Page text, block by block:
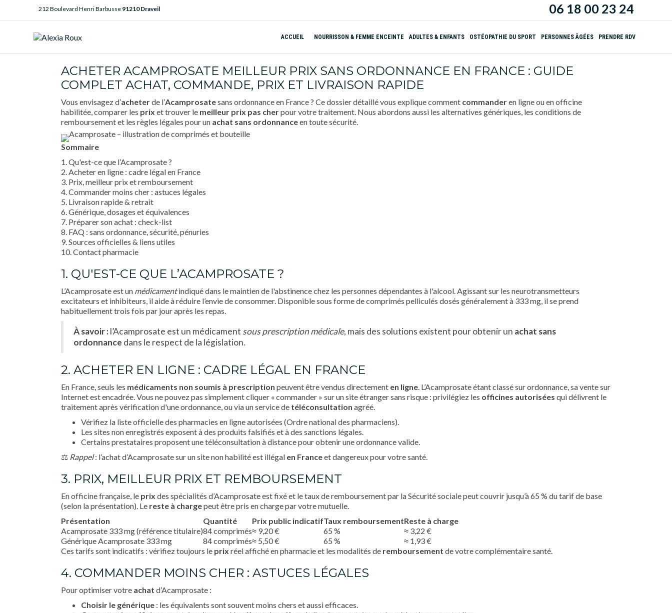
212 Boulevard Henri Barbusse 91210 Draveil 06 18 00 23 24
ACCUEIL NOURRISSON & FEMME ENCEINTE ADULTES & ENFANTS OSTÉOPATHIE DU SPORT PERSONNES ÂGÉES PRENDRE RDV
ACHETER ACAMPROSATE MEILLEUR PRIX SANS ORDONNANCE EN FRANCE : GUIDE
COMPLET ACHAT, COMMANDE, PRIX ET LIVRAISON RAPIDE
Vous envisagez d’acheterde l’Acamprosatesans ordonnance en France ? Ce dossier détaillé vous explique comment commanderen ligne ou en officine
habilitée, comparer les prix et trouver le meilleur prix pas cherpour votre traitement. Nous abordons aussi les alternatives génériques, les conditions de
remboursement et les règles légales pour un achat sans ordonnanceen toute sécurité.
Sommaire
1. Qu'est-ce que l’Acamprosate ?
2. Acheter en ligne : cadre légal en France
3. Prix, meilleur prix et remboursement
4. Commander moins cher : astuces légales
5. Livraison rapide & retrait
6. Générique, dosages et équivalences
7. Préparer son achat : check-list
8. FAQ : sans ordonnance, sécurité, pénuries
9. Sources officielles & liens utiles
10. Contact pharmacie
1. QU'EST-CE QUE L’ACAMPROSATE ?
L’Acamprosate est un médicamentindiqué dans le maintien de l'abstinence chez les personnes dépendantes à l'alcool. Agissant sur les neurotransmetteurs
excitateurs et inhibiteurs, il aide à réduire l’envie de consommer. Disponible sous forme de comprimés pelliculés dosés généralement à 333 mg, il se prend
habituellement trois fois par jour après les repas.
À savoir :l’Acamprosate est un médicament sous prescription médicale, mais des solutions existent pour obtenir un achat sans
ordonnance dans le respect de la législation.
2. ACHETER EN LIGNE : CADRE LÉGAL EN FRANCE
En France, seuls les médicaments non soumis à prescription peuvent être vendus directement en ligne. L’Acamprosate étant classé sur ordonnance, sa vente sur
Internet est encadrée. Vous ne pouvez pas simplement cliquer « commander » sur un site étranger sans risque : privilégiez les officines autorisées qui délivrent le
traitement après vérification d'une ordonnance, ou via un service de téléconsultation agréé.
Vérifiez la liste officielle des pharmacies en ligne autorisées (Ordre national des pharmaciens).
Les sites non enregistrés exposent à des produits falsifiés et à des sanctions légales.
Certains prestataires proposent une téléconsultation à distance pour obtenir une ordonnance valide.
⚖️ Rappel: l’achat d’Acamprosate sur un site non habilité est illégal en Franceet dangereux pour votre santé.
3. PRIX, MEILLEUR PRIX ET REMBOURSEMENT
En officine française, le prix des spécialités d’Acamprosate est fixé et le taux de remboursement par la Sécurité sociale peut couvrir jusqu’à 65 % du tarif de base
(selon la présentation). Le reste à chargepeut être pris en charge par votre mutuelle.
Présentation
Quantité Prix public indicatifTaux remboursementReste à charge
Acamprosate 333 mg (référence titulaire)84 comprimés≈ 9,20 € 65 %
≈ 3,22 €
Générique Acamprosate 333 mg
84 comprimés≈ 5,50 € 65 %
≈ 1,93 €
Ces tarifs sont indicatifs : vérifiez toujours le prix réel affiché en pharmacie et les modalités de remboursement de votre complémentaire santé.
4. COMMANDER MOINS CHER : ASTUCES LÉGALES
Pour optimiser votre achat d’Acamprosate :
Choisir le générique : les équivalents sont souvent moins chers et aussi efficaces.